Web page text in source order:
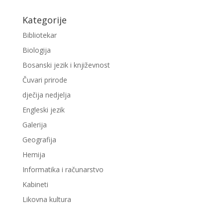
Kategorije
Bibliotekar
Biologija
Bosanski jezik i književnost
Čuvari prirode
dječija nedjelja
Engleski jezik
Galerija
Geografija
Hemija
Informatika i računarstvo
Kabineti
Likovna kultura